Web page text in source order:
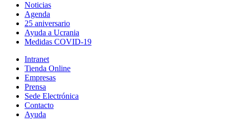
Noticias
Agenda
25 aniversario
Ayuda a Ucrania
Medidas COVID-19
Intranet
Tienda Online
Empresas
Prensa
Sede Electrónica
Contacto
Ayuda